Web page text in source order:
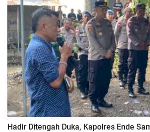
Hadir Ditengah Duka, Kapolres Ende